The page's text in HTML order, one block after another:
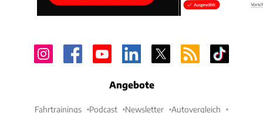
Angebote
Fahrtrainings Podcast Newsletter Autovergleich